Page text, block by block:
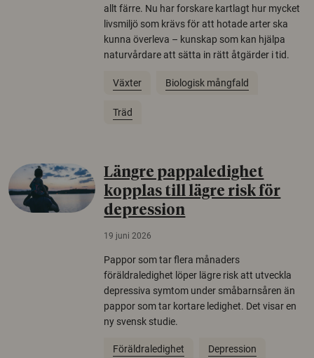
allt färre. Nu har forskare kartlagt hur mycket
livsmiljö som krävs för att hotade arter ska
kunna överleva – kunskap som kan hjälpa
naturvårdare att sätta in rätt åtgärder i tid.
Växter Biologisk mångfald
Träd
Längre pappaledighet
kopplas till lägre risk för
depression
19 juni 2026
Pappor som tar flera månaders
föräldraledighet löper lägre risk att utveckla
depressiva symtom under småbarnsåren än
pappor som tar kortare ledighet. Det visar en
ny svensk studie.
Föräldraledighet Depression